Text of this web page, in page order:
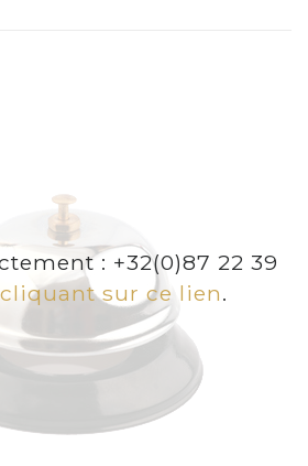
: +32(0)87 22 39
sur ce lien.